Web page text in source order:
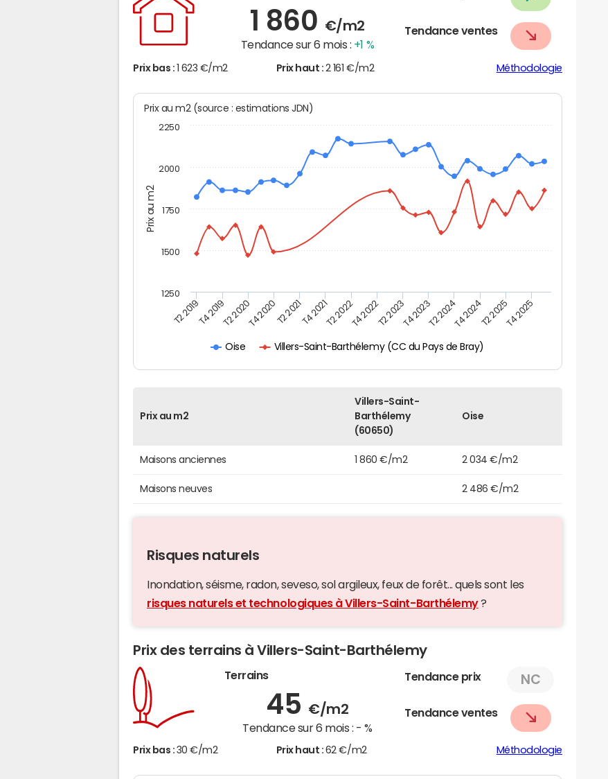
1 860 €/m2
Tendance sur 6 mois : +1 %
Tendance ventes
Prix bas : 1 623 €/m2 Prix haut : 2 161 €/m2 Méthodologie
Prix au m2
Prix au m2 (source : estimations JDN)
Oise Villers-Saint-Barthélemy (CC du Pays de Bray)
T2 2019T4 2019T2 2020T4 2020T2 2021T4 2021T2 2022T4 2022T2 2023T4 2023T2 2024T4 2024T2 2025T4 2025
2000
1250
1500
1750
2250
Prix au m2
Villers-Saint-
Barthélemy
(60650)
Oise
Maisons anciennes 1 860 €/m2 2 034 €/m2
Maisons neuves 2 486 €/m2
Risques naturels
Inondation, séisme, radon, seveso, sol argileux, feux de forêt... quels sont les
risques naturels et technologiques à Villers-Saint-Barthélemy?
Prix des terrains à Villers-Saint-Barthélemy
Terrains
45 €/m2
Tendance sur 6 mois : - %
Tendance prix NC
Tendance ventes
Prix bas : 30 €/m2 Prix haut : 62 €/m2 Méthodologie